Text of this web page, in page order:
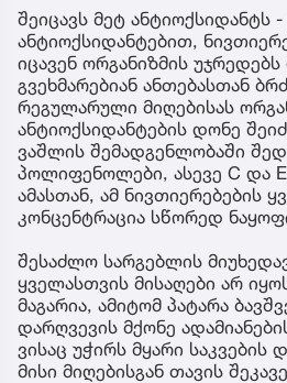
შეიცავს მეტ ანტიოქსიდანტს
ანტიოქსიდანტებით,
იცავენ ორგანიზმის
გვეხმარებიან ანთებასთან
რეგულარული მიღებისას
ანტიოქსიდანტების დონე
ვაშლის შემადგენლობაში
პოლიფენოლები, ასევე C და E
ამასთან, ამ ნივთიერებების
კონცენტრაცია სწორედ
შესაძლო სარგებლის
ყველასთვის მისაღები არ
მაგარია, ამიტომ პატარა
დარღვევის მქონე
ვისაც უჭირს მყარი საკვების
მისი მიღებისგან თავის